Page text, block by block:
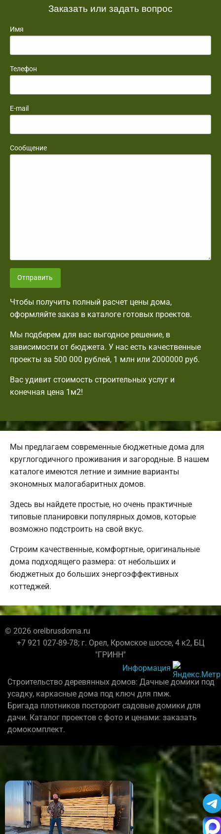
Заказать или задать вопрос
Имя
Телефон
E-mail
Сообщение
Отправить
Чтобы получить полный расчет цены дома,
оформляйте заказ в каталоге готовых проектов.
Мы подберем для вас выгодное решение, в
зависимости от бюджета. У нас есть качественные
проекты за 500 000 рублей, 1 млн или 2000000 руб.
Вас удивит стоимость строительных услуг и
конечная цена 1м2!
Мы предлагаем современные бюджетные дома для
круглогодичного проживания и загородные. В нашем
каталоге имеются летние и зимние варианты
экономных малогабаритных домов.
Здесь вы найдете простые, но очень практичные
типовые планировки популярных домов, которые
возможно подстроить на свой вкус.
Строим качественные, комфортные, оригинальные
дома подходящего размера: от небольших и
бюджетных до больших энергоэффективных
коттеджей.
© 2026 orelbrusdoma.ru
+7 921 027-89-78; г. Орел, Кромское шоссе, 4 к2, БЦ
"ГРИНН"
Информация
Строительство деревянных домов: Дачные домики под
усадку, каркасные дома под ключ для пмж.
Бригада плотников постороит садовые домики для
дачи. Каталог проектов с фото и ценами: заказать
домокомплект.